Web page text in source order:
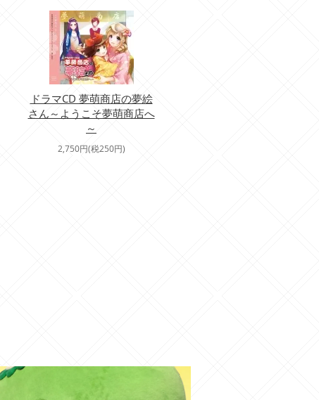
ドラマCD 夢萌商店の夢絵
さん～ようこそ夢萌商店へ
～
2,750円(税250円)